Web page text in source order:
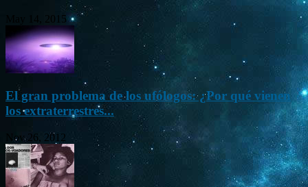
May 14, 2015
El gran problema de los ufólogos: ¿Por qué vienen
los extraterrestres...
Nov 26, 2012